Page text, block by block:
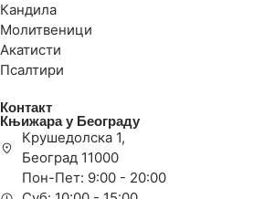
Кандила
Молитвеници
Акатисти
Псалтири
Контакт
Књижара у Београду
Крушедолска 1,
Београд 11000
Пон-Пет: 9:00 - 20:00